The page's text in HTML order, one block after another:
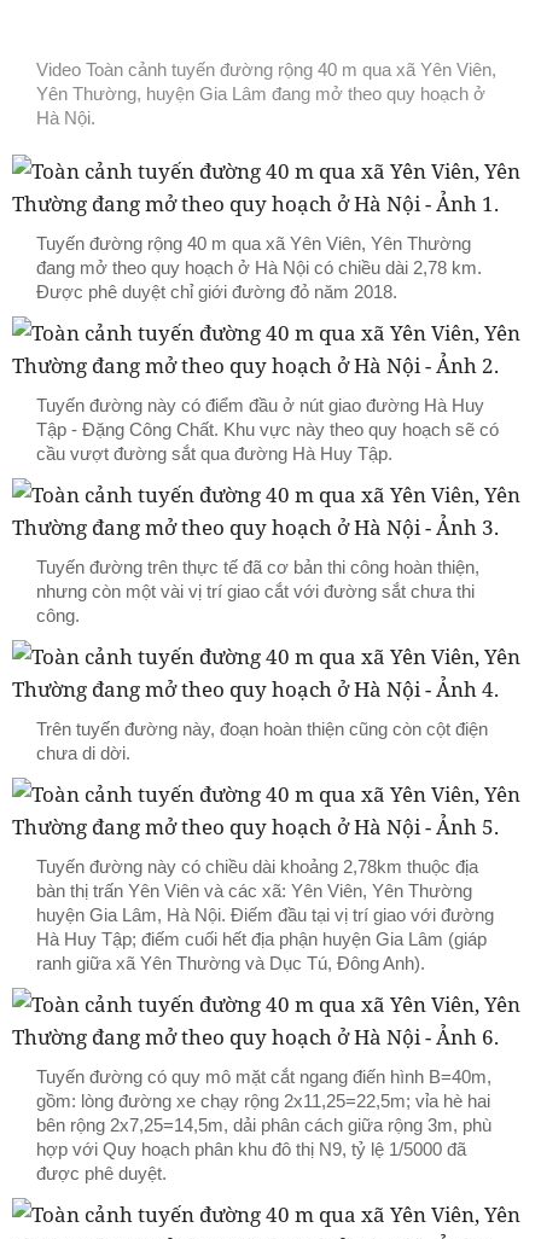
Video Toàn cảnh tuyến đường rộng 40 m qua xã Yên Viên,
Yên Thường, huyện Gia Lâm đang mở theo quy hoạch ở
Hà Nội.
Tuyến đường rộng 40 m qua xã Yên Viên, Yên Thường
đang mở theo quy hoạch ở Hà Nội có chiều dài 2,78 km.
Được phê duyệt chỉ giới đường đỏ năm 2018.
Tuyến đường này có điểm đầu ở nút giao đường Hà Huy
Tập - Đặng Công Chất. Khu vực này theo quy hoạch sẽ có
cầu vượt đường sắt qua đường Hà Huy Tập.
Tuyến đường trên thực tế đã cơ bản thi công hoàn thiện,
nhưng còn một vài vị trí giao cắt với đường sắt chưa thi
công.
Trên tuyến đường này, đoạn hoàn thiện cũng còn cột điện
chưa di dời.
Tuyến đường này có chiều dài khoảng 2,78km thuộc địa
bàn thị trấn Yên Viên và các xã: Yên Viên, Yên Thường
huyện Gia Lâm, Hà Nội. Điếm đầu tại vị trí giao với đường
Hà Huy Tập; điếm cuối hết địa phận huyện Gia Lâm (giáp
ranh giữa xã Yên Thường và Dục Tú, Đông Anh).
Tuyến đường có quy mô mặt cắt ngang điến hình B=40m,
gồm: lòng đường xe chạy rộng 2x11,25=22,5m; vỉa hè hai
bên rộng 2x7,25=14,5m, dải phân cách giữa rộng 3m, phù
hợp với Quy hoạch phân khu đô thị N9, tỷ lệ 1/5000 đã
được phê duyệt.